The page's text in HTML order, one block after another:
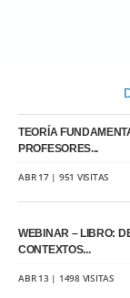
TEORÍA
PROFESORES...
ABR 17 | 951 VISITAS
WEBINAR – LIBRO:
CONTEXTOS...
ABR 13 | 1498 VISITAS